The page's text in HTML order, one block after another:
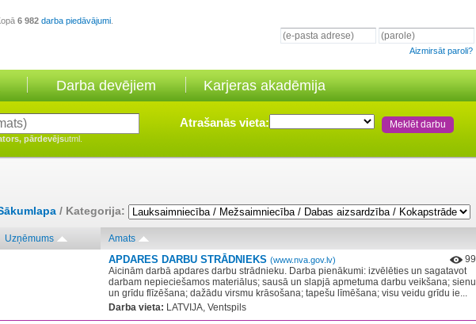
6 982 darba piedāvājumi
Aizmirsāt paroli?
Darba devējiem Karjeras akadēmija
pārdevējsutml.
Atrašanās vieta:
/ Kategorija:
Uzņēmums Amats
APDARES DARBU STRĀDNIEKS (www.nva.gov.lv)
99
Aicinām darbā apdares darbu strādnieku. Darba pienākumi: izvēlēties un sagatavot
darbam nepieciešamos materiālus; sausā un slapjā apmetuma darbu veikšana; sienu
un grīdu flīzēšana; dažādu virsmu krāsošana; tapešu līmēšana; visu veidu grīdu ie...
Darba vieta: LATVIJA, Ventspils